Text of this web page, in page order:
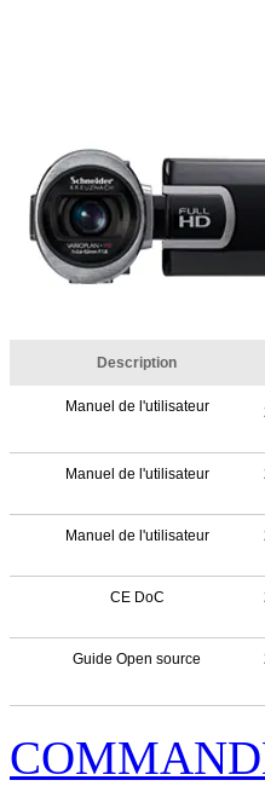
Description
Manuel de l'utilisateur
Manuel de l'utilisateur
Manuel de l'utilisateur
CE DoC
Guide Open source